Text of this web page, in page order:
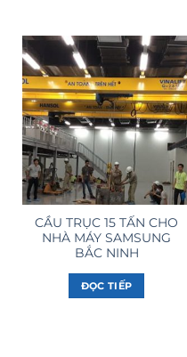
CẦU TRỤC 15 TẤN CHO
NHÀ MÁY SAMSUNG
BẮC NINH
ĐỌC TIẾP